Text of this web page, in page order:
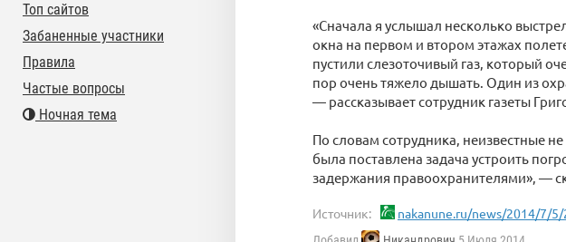
«Сначала я услышал несколько
окна на первом и втором этажах
пустили слезоточивый газ, который
пор очень тяжело дышать. Один из
— рассказывает сотрудник газеты
По словам сотрудника, неизвестные
была поставлена задача устроить
задержания правоохранителями», —
Источник: nakanune.ru/news/2014/7/5/
Топ сайтов
Забаненные участники
Правила
Частые вопросы
Ночная тема